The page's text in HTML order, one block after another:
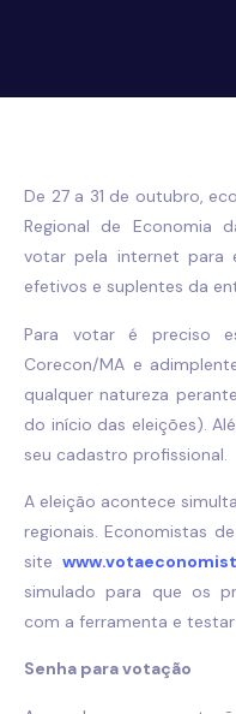
De 27 a 31 de outubro,
Regional de Economia
votar pela internet para
efetivos e suplentes da
Para votar é preciso
Corecon/MA e
qualquer natureza
do início das eleições).
seu cadastro profissional.
A eleição acontece
regionais. Economistas
site
simulado para que os
com a ferramenta e
Senha para votação